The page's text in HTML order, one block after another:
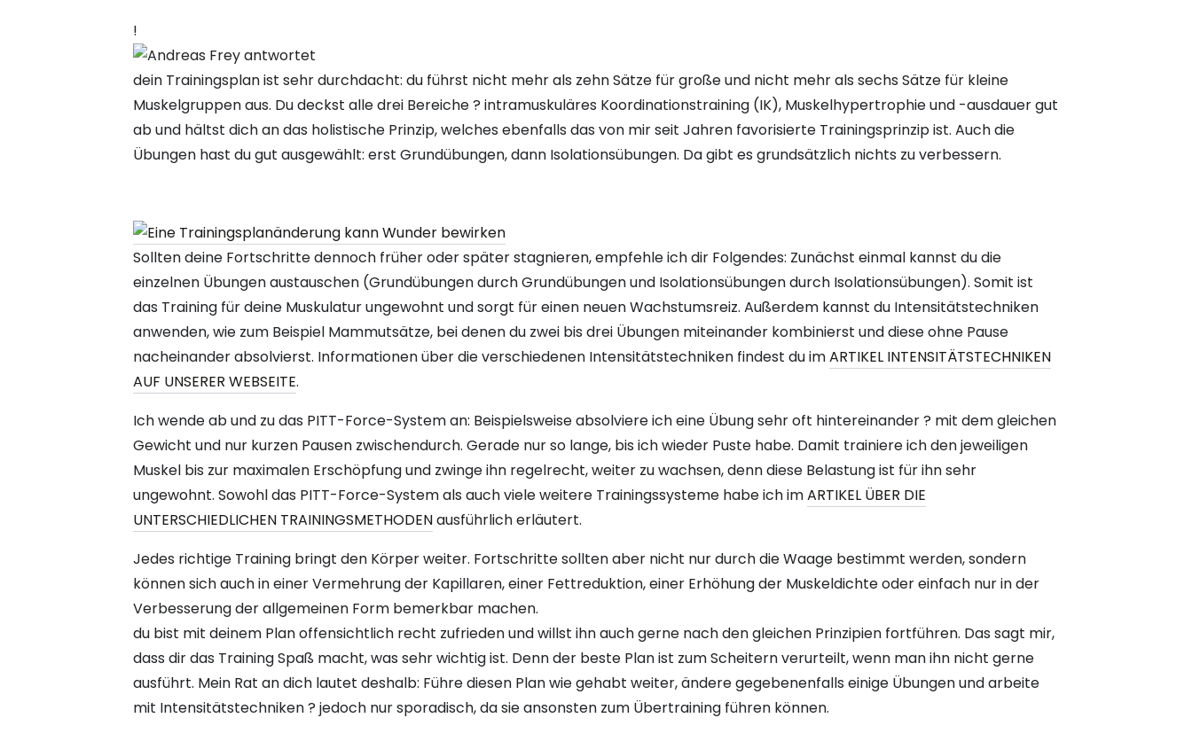
!
dein Trainingsplan ist sehr durchdacht: du führst nicht mehr als zehn Sätze für große und nicht mehr als sechs Sätze für kleine
Muskelgruppen aus. Du deckst alle drei Bereiche ? intramuskuläres Koordinationstraining (IK), Muskelhypertrophie und -ausdauer gut
ab und hältst dich an das holistische Prinzip, welches ebenfalls das von mir seit Jahren favorisierte Trainingsprinzip ist. Auch die
Übungen hast du gut ausgewählt: erst Grundübungen, dann Isolationsübungen. Da gibt es grundsätzlich nichts zu verbessern.
Sollten deine Fortschritte dennoch früher oder später stagnieren, empfehle ich dir Folgendes: Zunächst einmal kannst du die
einzelnen Übungen austauschen (Grundübungen durch Grundübungen und Isolationsübungen durch Isolationsübungen). Somit ist
das Training für deine Muskulatur ungewohnt und sorgt für einen neuen Wachstumsreiz. Außerdem kannst du Intensitätstechniken
anwenden, wie zum Beispiel Mammutsätze, bei denen du zwei bis drei Übungen miteinander kombinierst und diese ohne Pause
nacheinander absolvierst. Informationen über die verschiedenen Intensitätstechniken findest du imARTIKEL INTENSITÄTSTECHNIKEN
AUF UNSERER WEBSEITE.
Ich wende ab und zu das PITT-Force-System an: Beispielsweise absolviere ich eine Übung sehr oft hintereinander ? mit dem gleichen
Gewicht und nur kurzen Pausen zwischendurch. Gerade nur so lange, bis ich wieder Puste habe. Damit trainiere ich den jeweiligen
Muskel bis zur maximalen Erschöpfung und zwinge ihn regelrecht, weiter zu wachsen, denn diese Belastung ist für ihn sehr
ungewohnt. Sowohl das PITT-Force-System als auch viele weitere Trainingssysteme habe ich imARTIKEL ÜBER DIE
UNTERSCHIEDLICHEN TRAININGSMETHODENausführlich erläutert.
Jedes richtige Training bringt den Körper weiter. Fortschritte sollten aber nicht nur durch die Waage bestimmt werden, sondern
können sich auch in einer Vermehrung der Kapillaren, einer Fettreduktion, einer Erhöhung der Muskeldichte oder einfach nur in der
Verbesserung der allgemeinen Form bemerkbar machen.
du bist mit deinem Plan offensichtlich recht zufrieden und willst ihn auch gerne nach den gleichen Prinzipien fortführen. Das sagt mir,
dass dir das Training Spaß macht, was sehr wichtig ist. Denn der beste Plan ist zum Scheitern verurteilt, wenn man ihn nicht gerne
ausführt. Mein Rat an dich lautet deshalb: Führe diesen Plan wie gehabt weiter, ändere gegebenenfalls einige Übungen und arbeite
mit Intensitätstechniken ? jedoch nur sporadisch, da sie ansonsten zum Übertraining führen können.